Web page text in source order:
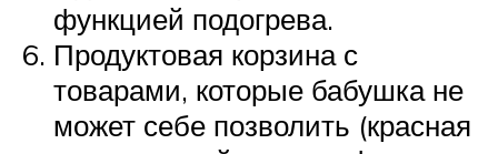
функцией подогрева.
Продуктовая корзина с
товарами, которые бабушка не
может себе позволить (красная